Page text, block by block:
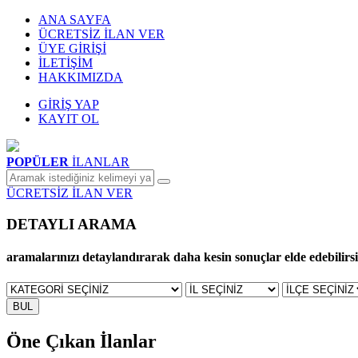
ANA SAYFA
ÜCRETSİZ İLAN VER
ÜYE GİRİŞİ
İLETİŞİM
HAKKIMIZDA
GİRİŞ YAP
KAYIT OL
POPÜLER İLANLAR
ÜCRETSİZ İLAN VER
DETAYLI ARAMA
aramalarınızı detaylandırarak daha kesin sonuçlar elde
BUL
Öne Çıkan İlanlar